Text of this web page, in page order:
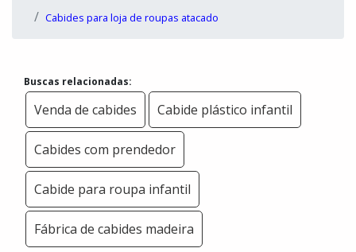
Cabides para loja de roupas atacado
Buscas relacionadas:
Venda de cabides Cabide plástico infantil
Cabides com prendedor
Cabide para roupa infantil
Fábrica de cabides madeira